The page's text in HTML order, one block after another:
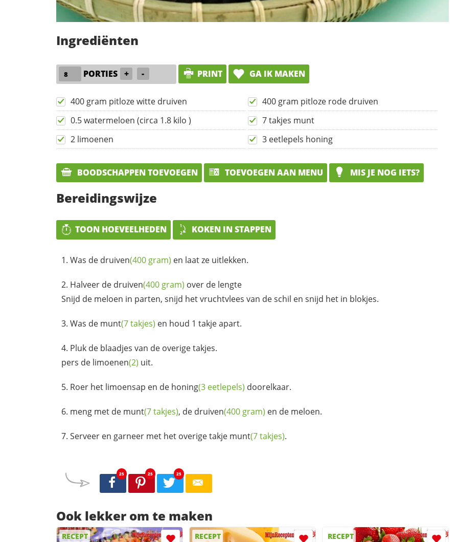
Ingrediënten
PORTIES + - PRINT GA IK MAKEN
400 gram pitloze witte druiven
400 gram pitloze rode druiven
0.5 watermeloen (circa 1.8 kilo )
7 takjes munt
2 limoenen
3 eetlepels honing
BOODSCHAPPEN TOEVOEGEN TOEVOEGEN AAN MENU MIS JE NOG IETS?
Bereidingswijze
TOON HOEVEELHEDEN KOKEN IN STAPPEN
Was de druiven(400 gram) en laat ze uitlekken.
Halveer de druiven(400 gram) over de lengte
Snijd de meloen in parten, snijd het vruchtvlees van de schil en snijd het in blokjes.
Was de munt(7 takjes) en houd 1 takje apart.
Pluk de blaadjes van de overige takjes.
pers de limoenen(2) uit.
Roer het limoensap en de honing(3 eetlepels) doorelkaar.
meng met de munt(7 takjes), de druiven(400 gram) en de meloen.
Serveer en garneer met het overige takje munt(7 takjes).
25 25 25
Ook lekker om te maken
RECEPT RECEPT RECEPT